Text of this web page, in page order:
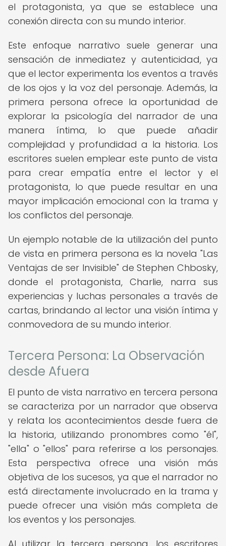
el protagonista, ya que se establece una
conexión directa con su mundo interior.
Este enfoque narrativo suele generar una
sensación de inmediatez y autenticidad, ya
que el lector experimenta los eventos a través
de los ojos y la voz del personaje. Además, la
primera persona ofrece la oportunidad de
explorar la psicología del narrador de una
manera íntima, lo que puede añadir
complejidad y profundidad a la historia. Los
escritores suelen emplear este punto de vista
para crear empatía entre el lector y el
protagonista, lo que puede resultar en una
mayor implicación emocional con la trama y
los conflictos del personaje.
Un ejemplo notable de la utilización del punto
de vista en primera persona es la novela "Las
Ventajas de ser Invisible" de Stephen Chbosky,
donde el protagonista, Charlie, narra sus
experiencias y luchas personales a través de
cartas, brindando al lector una visión íntima y
conmovedora de su mundo interior.
Tercera Persona: La Observación
desde Afuera
El punto de vista narrativo en tercera persona
se caracteriza por un narrador que observa
y relata los acontecimientos desde fuera de
la historia, utilizando pronombres como "él",
"ella" o "ellos" para referirse a los personajes.
Esta perspectiva ofrece una visión más
objetiva de los sucesos, ya que el narrador no
está directamente involucrado en la trama y
puede ofrecer una visión más completa de
los eventos y los personajes.